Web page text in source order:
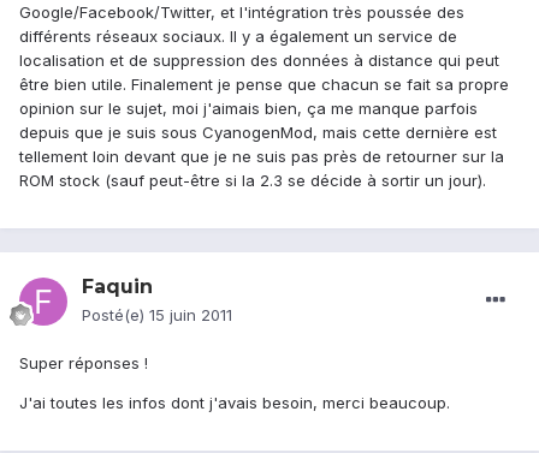
Google/Facebook/Twitter, et l'intégration très poussée des
différents réseaux sociaux. Il y a également un service de
localisation et de suppression des données à distance qui peut
être bien utile. Finalement je pense que chacun se fait sa propre
opinion sur le sujet, moi j'aimais bien, ça me manque parfois
depuis que je suis sous CyanogenMod, mais cette dernière est
tellement loin devant que je ne suis pas près de retourner sur la
ROM stock (sauf peut-être si la 2.3 se décide à sortir un jour).
Faquin
Posté(e) 15 juin 2011
Super réponses !
J'ai toutes les infos dont j'avais besoin, merci beaucoup.